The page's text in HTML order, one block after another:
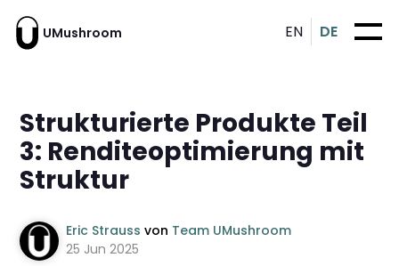
UMushroom EN DE
Strukturierte Produkte Teil
3: Renditeoptimierung mit
Struktur
Eric Straussvon Team UMushroom
25 Jun 2025